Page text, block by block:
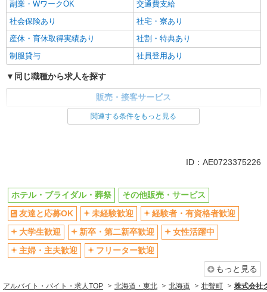
副業・WワークOK
交通費支給
社会保険あり
社宅・寮あり
産休・育休取得実績あり
社割・特典あり
制服貸与
社員登用あり
同じ職種から求人を探す
販売・接客サービス
同じ特徴から求人を探す
車通勤OK
扶養内勤務OK
副業・WワークOK
交通費支給
社会保険あり
社宅・寮あり
産休・育休取得実績あり
社員登用あり
関連する条件をもっと見る
ID：AE0723375226
ホテル・ブライダル・葬祭
その他販売・サービス
友達と応募OK
未経験歓迎
経験者・有資格者歓迎
大学生歓迎
新卒・第二新卒歓迎
女性活躍中
主婦・主夫歓迎
フリーター歓迎
もっと見る
アルバイト・バイト・求人TOP 北海道・東北 北海道 壮瞥町 株式会社